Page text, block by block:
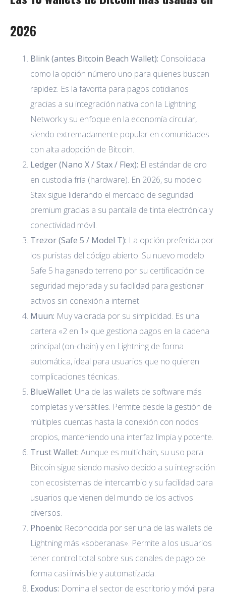
2026
Blink (antes Bitcoin Beach Wallet): Consolidada
como la opción número uno para quienes buscan
rapidez. Es la favorita para pagos cotidianos
gracias a su integración nativa con la Lightning
Network y su enfoque en la economía circular,
siendo extremadamente popular en comunidades
con alta adopción de Bitcoin.
Ledger (Nano X / Stax / Flex): El estándar de oro
en custodia fría (hardware). En 2026, su modelo
Stax sigue liderando el mercado de seguridad
premium gracias a su pantalla de tinta electrónica y
conectividad móvil.
Trezor (Safe 5 / Model T): La opción preferida por
los puristas del código abierto. Su nuevo modelo
Safe 5 ha ganado terreno por su certificación de
seguridad mejorada y su facilidad para gestionar
activos sin conexión a internet.
Muun: Muy valorada por su simplicidad. Es una
cartera «2 en 1» que gestiona pagos en la cadena
principal (on-chain) y en Lightning de forma
automática, ideal para usuarios que no quieren
complicaciones técnicas.
BlueWallet: Una de las wallets de software más
completas y versátiles. Permite desde la gestión de
múltiples cuentas hasta la conexión con nodos
propios, manteniendo una interfaz limpia y potente.
Trust Wallet: Aunque es multichain, su uso para
Bitcoin sigue siendo masivo debido a su integración
con ecosistemas de intercambio y su facilidad para
usuarios que vienen del mundo de los activos
diversos.
Phoenix: Reconocida por ser una de las wallets de
Lightning más «soberanas». Permite a los usuarios
tener control total sobre sus canales de pago de
forma casi invisible y automatizada.
Exodus: Domina el sector de escritorio y móvil para